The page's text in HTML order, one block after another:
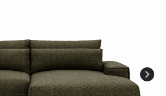
keyboard_arrow_right